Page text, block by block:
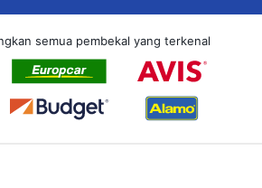
semua pembekal yang terkenal